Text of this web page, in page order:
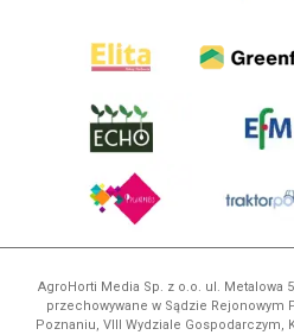
AgroHorti Media Sp. z o.o. ul. Metalowa
przechowywane w Sądzie Rejonowym
Poznaniu, VIII Wydziale Gospodarczym,